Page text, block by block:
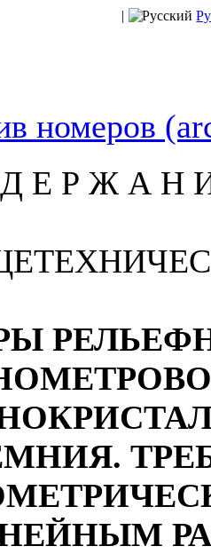
|
номеров
Е Р Ж А Н